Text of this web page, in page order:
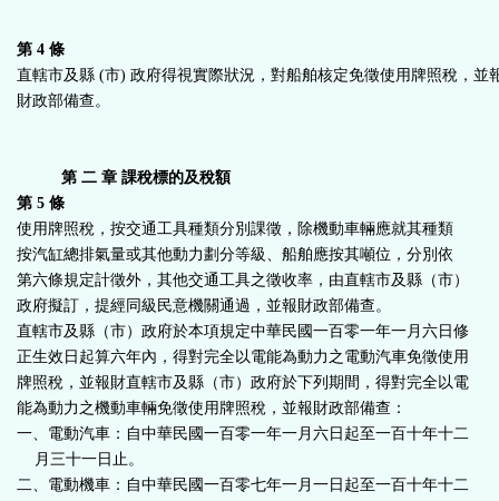
第 4 條
直轄市及縣 (市) 政府得視實際狀況，對船舶核定免徵使用牌照稅，並
財政部備查。
第 二 章 課稅標的及稅額
第 5 條
使用牌照稅，按交通工具種類分別課徵，除機動車輛應就其種類
按汽缸總排氣量或其他動力劃分等級、船舶應按其噸位，分別依
第六條規定計徵外，其他交通工具之徵收率，由直轄市及縣（市）
政府擬訂，提經同級民意機關通過，並報財政部備查。
直轄市及縣（市）政府於本項規定中華民國一百零一年一月六日修
正生效日起算六年內，得對完全以電能為動力之電動汽車免徵使用
牌照稅，並報財直轄市及縣（市）政府於下列期間，得對完全以電
能為動力之機動車輛免徵使用牌照稅，並報財政部備查：
一、電動汽車：自中華民國一百零一年一月六日起至一百十年十二
月三十一日止。
二、電動機車：自中華民國一百零七年一月一日起至一百十年十二